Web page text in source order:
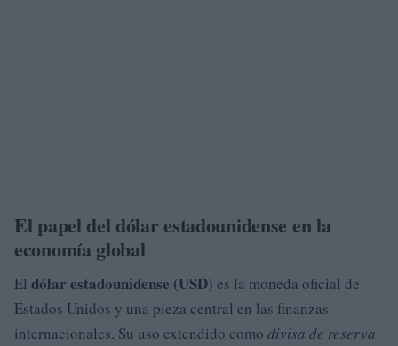
El papel del dólar estadounidense en la
economía global
El dólar estadounidense (USD) es la moneda oficial de
Estados Unidos y una pieza central en las finanzas
internacionales. Su uso extendido como divisa de reserva